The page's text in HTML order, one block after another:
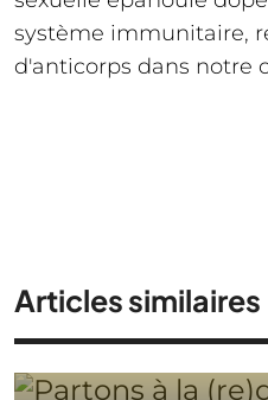
système immunitaire,
d'anticorps dans notre
Articles similaires